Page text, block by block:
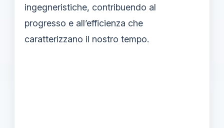
ingegneristiche, contribuendo al
progresso e all’efficienza che
caratterizzano il nostro tempo.